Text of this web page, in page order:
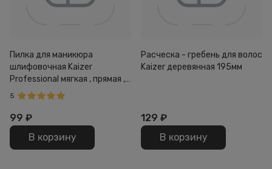
Пилка для маникюра
шлифовочная Kaizer
Professional мягкая , прямая ,
на деревянной основе
5
99 ₽
В корзину
Расческа - гребень для волос
Kaizer деревянная 195мм
129 ₽
В корзину